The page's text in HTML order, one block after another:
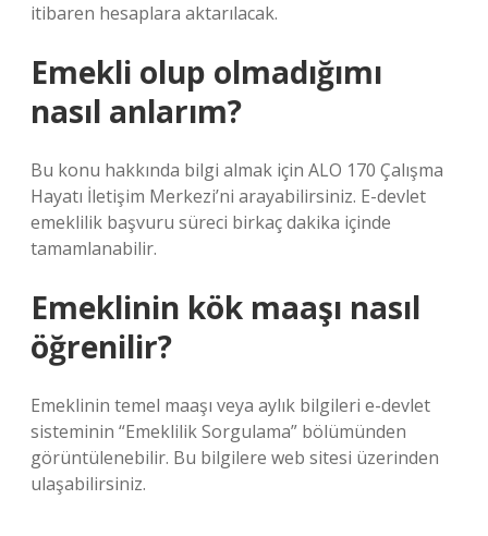
itibaren hesaplara aktarılacak.
Emekli olup olmadığımı
nasıl anlarım?
Bu konu hakkında bilgi almak için ALO 170 Çalışma
Hayatı İletişim Merkezi’ni arayabilirsiniz. E-devlet
emeklilik başvuru süreci birkaç dakika içinde
tamamlanabilir.
Emeklinin kök maaşı nasıl
öğrenilir?
Emeklinin temel maaşı veya aylık bilgileri e-devlet
sisteminin “Emeklilik Sorgulama” bölümünden
görüntülenebilir. Bu bilgilere web sitesi üzerinden
ulaşabilirsiniz.